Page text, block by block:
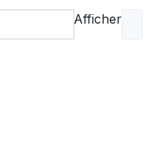
Afficher